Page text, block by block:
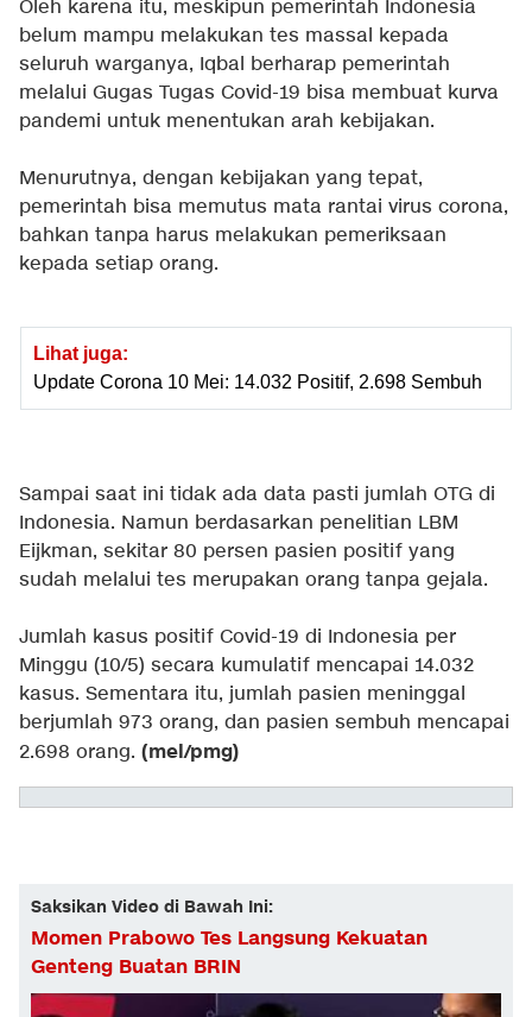
Oleh karena itu, meskipun pemerintah Indonesia
belum mampu melakukan tes massal kepada
seluruh warganya, Iqbal berharap pemerintah
melalui Gugas Tugas Covid-19 bisa membuat kurva
pandemi untuk menentukan arah kebijakan.
Menurutnya, dengan kebijakan yang tepat,
pemerintah bisa memutus mata rantai virus corona,
bahkan tanpa harus melakukan pemeriksaan
kepada setiap orang.
Lihat juga:
Update Corona 10 Mei: 14.032 Positif, 2.698 Sembuh
Sampai saat ini tidak ada data pasti jumlah OTG di
Indonesia. Namun berdasarkan penelitian LBM
Eijkman, sekitar 80 persen pasien positif yang
sudah melalui tes merupakan orang tanpa gejala.
Jumlah kasus positif Covid-19 di Indonesia per
Minggu (10/5) secara kumulatif mencapai 14.032
kasus. Sementara itu, jumlah pasien meninggal
berjumlah 973 orang, dan pasien sembuh mencapai
2.698 orang. (mel/pmg)
Saksikan Video di Bawah Ini:
Momen Prabowo Tes Langsung Kekuatan
Genteng Buatan BRIN